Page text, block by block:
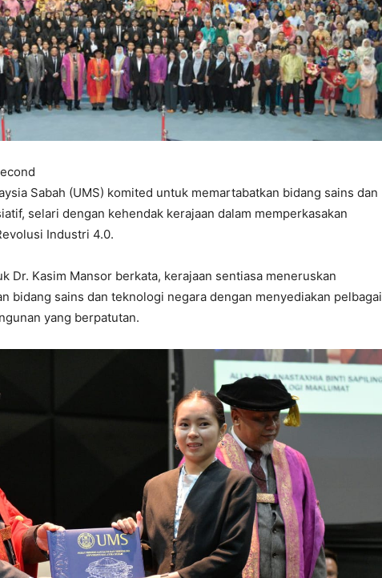
Sabah (UMS) komited untuk memartabatkan bidang sains dan
selari dengan kehendak kerajaan dalam memperkasakan
Industri 4.0.
Dr. Kasim Mansor berkata, kerajaan sentiasa meneruskan
bidang sains dan teknologi negara dengan menyediakan pelbagai
yang berpatutan.